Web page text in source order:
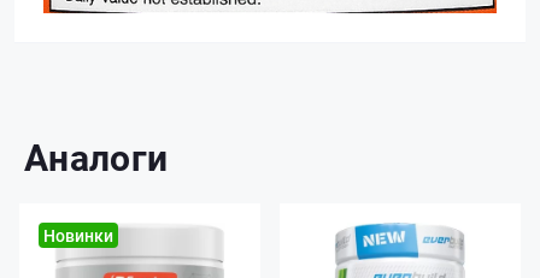
Аналоги
Новинки